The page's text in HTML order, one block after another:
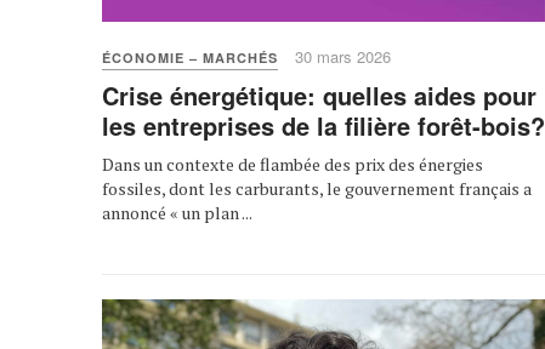
ÉCONOMIE – MARCHÉS 30 mars 2026
Crise énergétique: quelles aides pour
les entreprises de la filière forêt-bois?
Dans un contexte de flambée des prix des énergies
fossiles, dont les carburants, le gouvernement français a
annoncé « un plan ...